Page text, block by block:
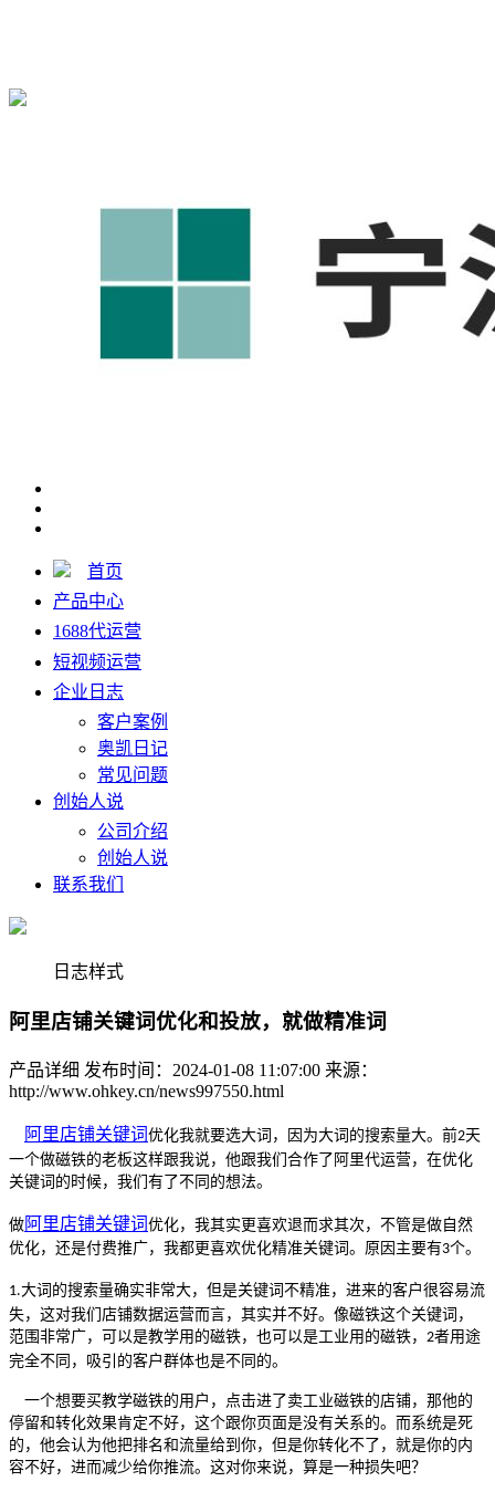
首页
产品中心
1688代运营
短视频运营
企业日志
客户案例
奥凯日记
常见问题
创始人说
公司介绍
创始人说
联系我们
日志样式
阿里店铺关键词优化和投放，就做精准词
产品详细 发布时间：2024-01-08 11:07:00 来源：
http://www.ohkey.cn/news997550.html
阿里店铺关键词 优化我就要选大词，因为大词的搜索量大。前2天
一个做磁铁的老板这样跟我说，他跟我们合作了阿里代运营，在优化
关键词的时候，我们有了不同的想法。
做 阿里店铺关键词 优化，我其实更喜欢退而求其次，不管是做自然
优化，还是付费推广，我都更喜欢优化精准关键词。原因主要有3个。
1.大词的搜索量确实非常大，但是关键词不精准，进来的客户很容易流
失，这对我们店铺数据运营而言，其实并不好。像磁铁这个关键词，
范围非常广，可以是教学用的磁铁，也可以是工业用的磁铁， 2者用途
完全不同，吸引的客户群体也是不同的。
一个想要买教学磁铁的用户，点击进了卖工业磁铁的店铺，那他的
停留和转化效果肯定不好，这个跟你页面是没有关系的。而系统是死
的，他会认为他把排名和流量给到你，但是你转化不了，就是你的内
容不好，进而减少给你推流。这对你来说，算是一种损失吧？